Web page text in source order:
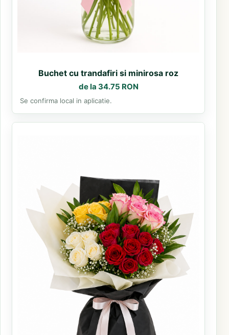
Buchet cu trandafiri si minirosa roz
de la 34.75 RON
Se confirma local in aplicatie.